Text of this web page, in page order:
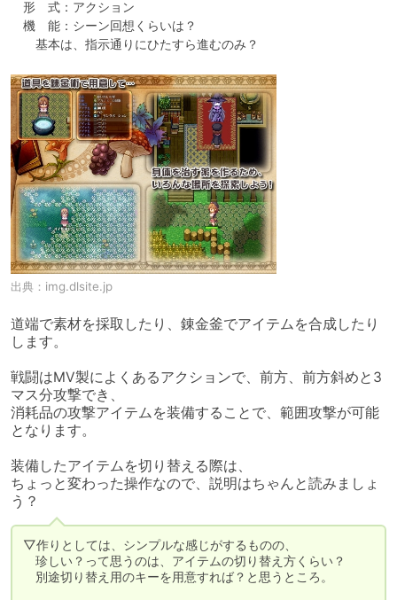
形　式：アクション
機　能：シーン回想くらいは？
基本は、指示通りにひたすら進むのみ？
出典： img.dlsite.jp
道端で素材を採取したり、錬金釜でアイテムを合成したり
します。
戦闘はMV製によくあるアクションで、前方、前方斜めと3
マス分攻撃でき、
消耗品の攻撃アイテムを装備することで、範囲攻撃が可能
となります。
装備したアイテムを切り替える際は、
ちょっと変わった操作なので、説明はちゃんと読みましょ
う？
▽作りとしては、シンプルな感じがするものの、
珍しい？って思うのは、アイテムの切り替え方くらい？
別途切り替え用のキーを用意すれば？と思うところ。